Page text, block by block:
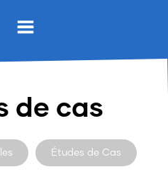
de cas
Études de Cas